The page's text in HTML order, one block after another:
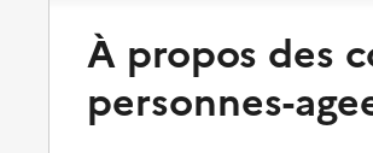
Préserver son autonomie et sa
santé
Organiser à l'avance sa propre
protection
Vivre à
À propos des
personnes-